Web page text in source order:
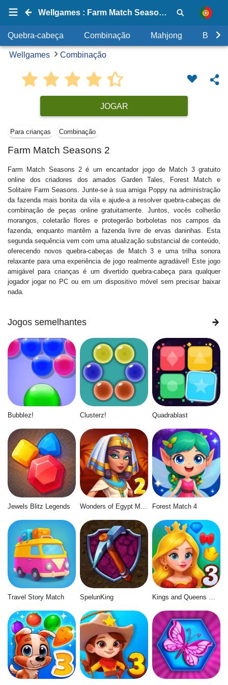
Wellgames : Farm Match Seasons 2
Quebra-cabeça Combinação Mahjong Bolhas
Wellgames Combinação
JOGAR
Para crianças Combinação
Farm Match Seasons 2
Farm Match Seasons 2 é um encantador jogo de Match 3 gratuito
online dos criadores dos amados Garden Tales, Forest Match e
Solitaire Farm Seasons. Junte-se à sua amiga Poppy na administração
da fazenda mais bonita da vila e ajude-a a resolver quebra-cabeças de
combinação de peças online gratuitamente. Juntos, vocês colherão
morangos, coletarão flores e protegerão borboletas nos campos da
fazenda, enquanto mantêm a fazenda livre de ervas daninhas. Esta
segunda sequência vem com uma atualização substancial de conteúdo,
oferecendo novos quebra-cabeças de Match 3 e uma trilha sonora
relaxante para uma experiência de jogo realmente agradável! Este jogo
amigável para crianças é um divertido quebra-cabeça para qualquer
jogador jogar no PC ou em um dispositivo móvel sem precisar baixar
nada.
Jogos semelhantes
Bubblez! Clusterz! Quadrablast
Jewels Blitz Legends Forest Match 4
Travel Story Match SpelunKing